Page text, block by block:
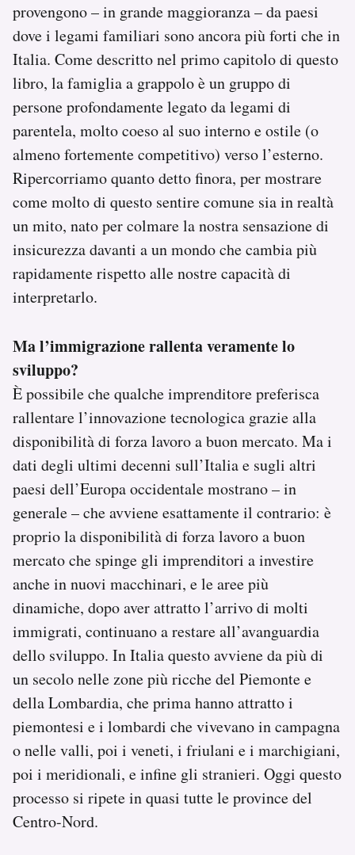
provengono – in grande maggioranza – da paesi
dove i legami familiari sono ancora più forti che in
Italia. Come descritto nel primo capitolo di questo
libro, la famiglia a grappolo è un gruppo di
persone profondamente legato da legami di
parentela, molto coeso al suo interno e ostile (o
almeno fortemente competitivo) verso l’esterno.
Ripercorriamo quanto detto finora, per mostrare
come molto di questo sentire comune sia in realtà
un mito, nato per colmare la nostra sensazione di
insicurezza davanti a un mondo che cambia più
rapidamente rispetto alle nostre capacità di
interpretarlo.
Ma l’immigrazione rallenta veramente lo
sviluppo?
È possibile che qualche imprenditore preferisca
rallentare l’innovazione tecnologica grazie alla
disponibilità di forza lavoro a buon mercato. Ma i
dati degli ultimi decenni sull’Italia e sugli altri
paesi dell’Europa occidentale mostrano – in
generale – che avviene esattamente il contrario: è
proprio la disponibilità di forza lavoro a buon
mercato che spinge gli imprenditori a investire
anche in nuovi macchinari, e le aree più
dinamiche, dopo aver attratto l’arrivo di molti
immigrati, continuano a restare all’avanguardia
dello sviluppo. In Italia questo avviene da più di
un secolo nelle zone più ricche del Piemonte e
della Lombardia, che prima hanno attratto i
piemontesi e i lombardi che vivevano in campagna
o nelle valli, poi i veneti, i friulani e i marchigiani,
poi i meridionali, e infine gli stranieri. Oggi questo
processo si ripete in quasi tutte le province del
Centro-Nord.